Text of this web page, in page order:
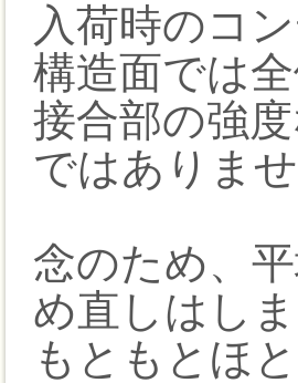
入荷時のコ
構造面では
接合部の強
ではありま
念のため、
め直しはしま
もともとほ